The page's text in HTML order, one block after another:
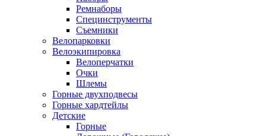
Ремнаборы
Специнструменты
Съемники
Велопарковки
Велоэкипировка
Велоперчатки
Очки
Шлемы
Горные двухподвесы
Горные хардтейлы
Детские
Горные